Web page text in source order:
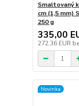
Smaltovaný
cm (1,5 mm)
250 g
335,00
272,36 EUR
Novinka